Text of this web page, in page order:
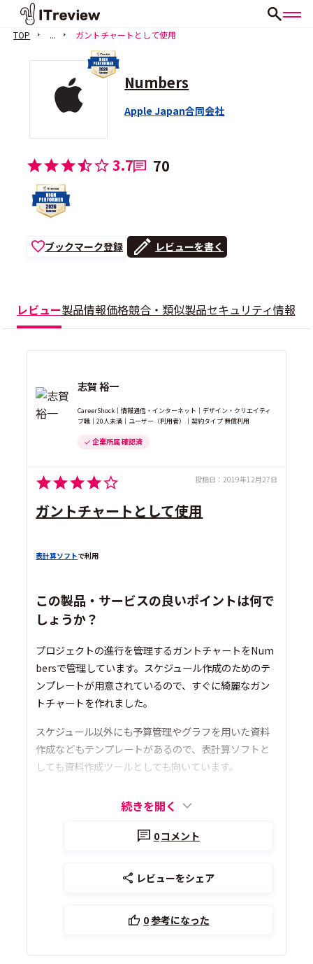
TOP ... ガントチャートとして使用
Numbers
Apple Japan合同会社
3.7 70
ブックマーク登録 レビューを書く
レビュー製品情報価格競合・類似製品セキュリティ情報
志賀 裕一
CareerShock｜情報通信・インターネット｜デザイン・クリエイティ
ブ職｜20人未満｜ユーザー（利用者）｜契約タイプ 無償利用
企業所属 確認済
投稿日： 2019年12月27日
ガントチャートとして使用
表計算ソフトで利用
この製品・サービスの良いポイントは何で
しょうか？
プロジェクトの進行を管理するガントチャートをNum
bersで管理しています。スケジュール作成のためのテ
ンプレートが用意されているので、すぐに綺麗なガン
トチャートを作れました。
スケジュール以外にも予算管理やグラフを用いた資料
作成などもテンプレートがあるので、表計算ソフトと
しても資料作成ツールとしても向いています。
続きを開く
0コメント
レビューをシェア
0参考になった